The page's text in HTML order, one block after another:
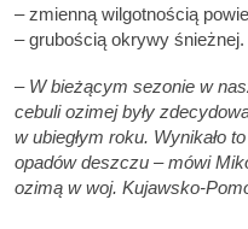
– zmienną wilgotnością
– grubością okrywy śnieżnej.
– W bieżącym sezonie w
cebuli ozimej były
w ubiegłym roku. Wynikało
opadów deszczu – mówi
ozimą w woj. Kujawsko-